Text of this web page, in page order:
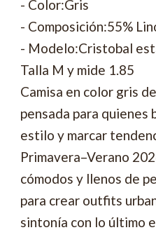
- Color:Gris
- Composición:55%
- Modelo:Cristobal
Talla M y mide 1.85
Camisa en color gris
pensada para quienes
estilo y marcar
Primavera–Verano
cómodos y llenos de
para crear outfits
sintonía con lo último